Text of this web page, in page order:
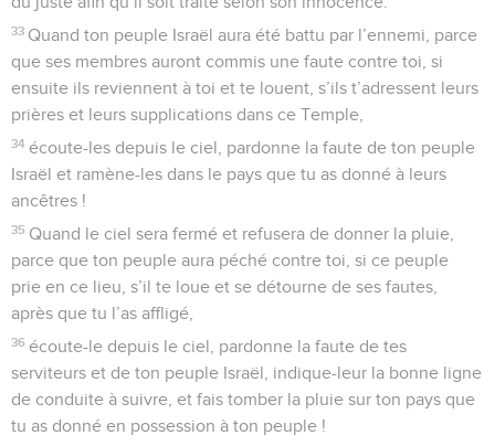
33 Quand ton peuple Israël aura été battu par l’ennemi, parce
que ses membres auront commis une faute contre toi, si
ensuite ils reviennent à toi et te louent, s’ils t’adressent leurs
prières et leurs supplications dans ce Temple,
34 écoute-les depuis le ciel, pardonne la faute de ton peuple
Israël et ramène-les dans le pays que tu as donné à leurs
ancêtres !
35 Quand le ciel sera fermé et refusera de donner la pluie,
parce que ton peuple aura péché contre toi, si ce peuple
prie en ce lieu, s’il te loue et se détourne de ses fautes,
après que tu l’as affligé,
36 écoute-le depuis le ciel, pardonne la faute de tes
serviteurs et de ton peuple Israël, indique-leur la bonne ligne
de conduite à suivre, et fais tomber la pluie sur ton pays que
tu as donné en possession à ton peuple !